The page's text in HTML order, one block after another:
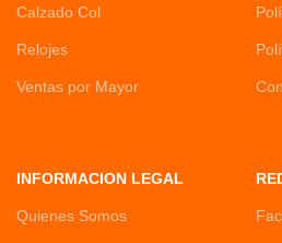
Calzado Col
Relojes
Ventas por Mayor
INFORMACION LEGAL
Quienes Somos